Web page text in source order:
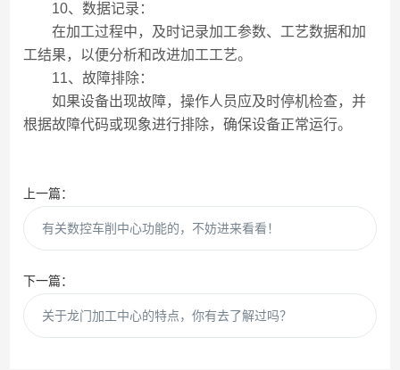
10、数据记录：
在加工过程中，及时记录加工参数、工艺数据和加
工结果，以便分析和改进加工工艺。
11、故障排除：
如果设备出现故障，操作人员应及时停机检查，并
根据故障代码或现象进行排除，确保设备正常运行。
上一篇：
有关数控车削中心功能的，不妨进来看看！
下一篇：
关于龙门加工中心的特点，你有去了解过吗？